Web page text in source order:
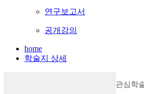
연구보고서
공개강의
home
학술지 상세
관심학